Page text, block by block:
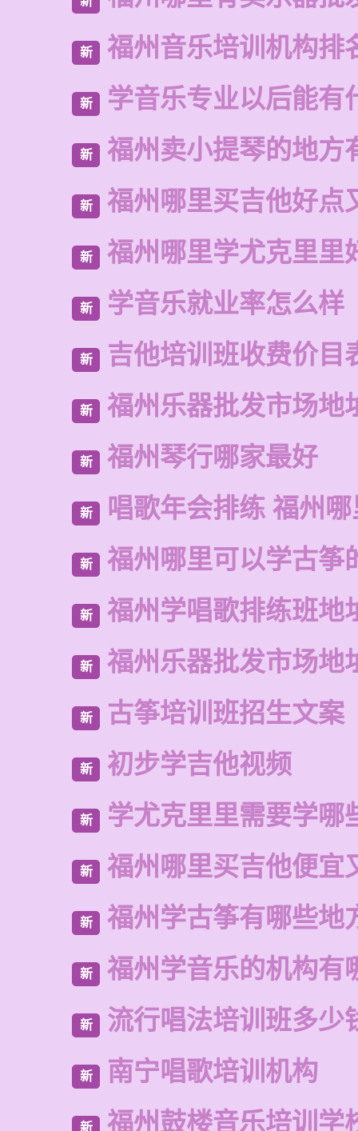
新 福州音乐培训机构排
新 学音乐专业以后能有
新 福州卖小提琴的地方
新 福州哪里买吉他好点
新 福州哪里学尤克里里
新 学音乐就业率怎么样
新 吉他培训班收费价目
新 福州乐器批发市场地
新 福州琴行哪家最好
新 唱歌年会排练 福州
新 福州哪里可以学古筝
新 福州学唱歌排练班地
新 福州乐器批发市场地
新 古筝培训班招生文案
新 初步学吉他视频
新 学尤克里里需要学哪
新 福州哪里买吉他便宜
新 福州学古筝有哪些地
新 福州学音乐的机构有
新 流行唱法培训班多少
新 南宁唱歌培训机构
新 福州鼓楼音乐培训学